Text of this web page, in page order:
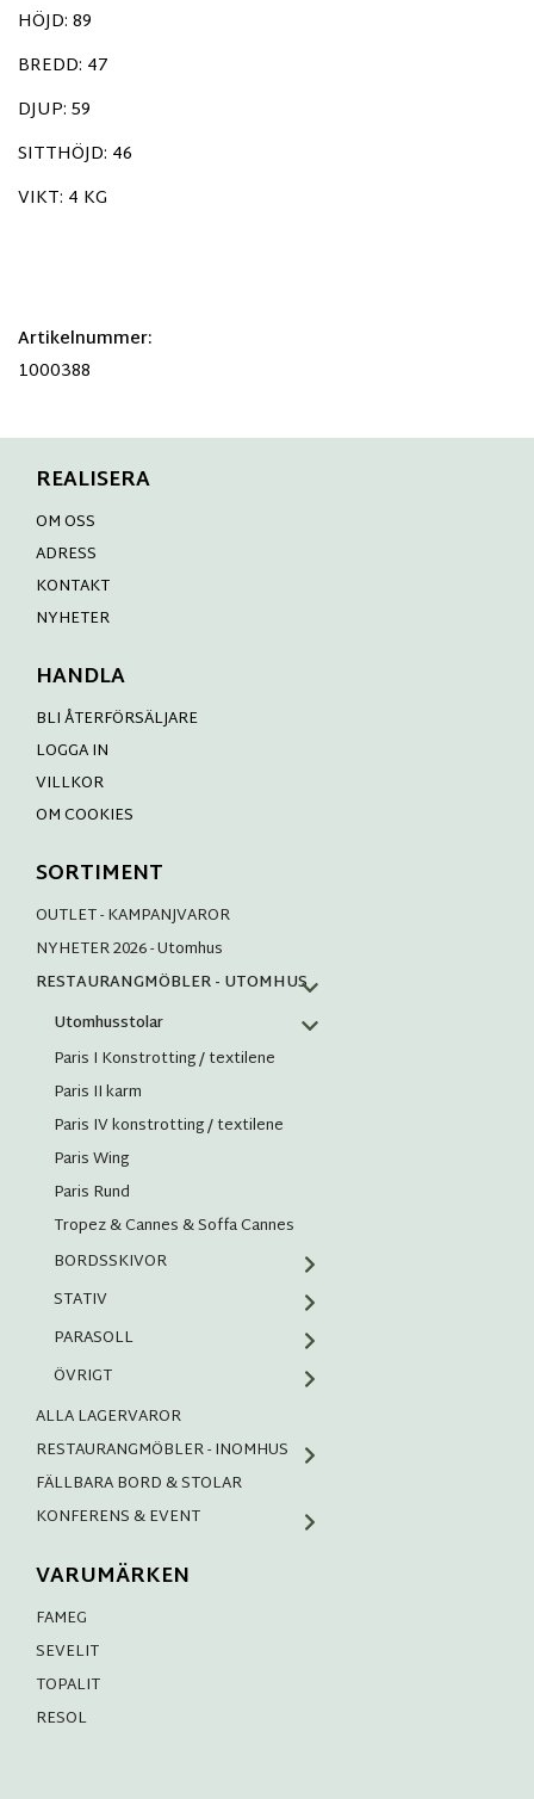
HÖJD: 89
BREDD: 47
DJUP: 59
SITTHÖJD: 46
VIKT: 4 KG
Artikelnummer:
1000388
REALISERA
OM OSS
ADRESS
KONTAKT
NYHETER
HANDLA
BLI ÅTERFÖRSÄLJARE
LOGGA IN
VILLKOR
OM COOKIES
SORTIMENT
OUTLET - KAMPANJVAROR
NYHETER 2026 - Utomhus
RESTAURANGMÖBLER - UTOMHUS
Utomhusstolar
Paris I Konstrotting / textilene
Paris II karm
Paris IV konstrotting / textilene
Paris Wing
Paris Rund
Tropez & Cannes & Soffa Cannes
BORDSSKIVOR
STATIV
PARASOLL
ÖVRIGT
ALLA LAGERVAROR
RESTAURANGMÖBLER - INOMHUS
FÄLLBARA BORD & STOLAR
KONFERENS & EVENT
VARUMÄRKEN
FAMEG
SEVELIT
TOPALIT
RESOL